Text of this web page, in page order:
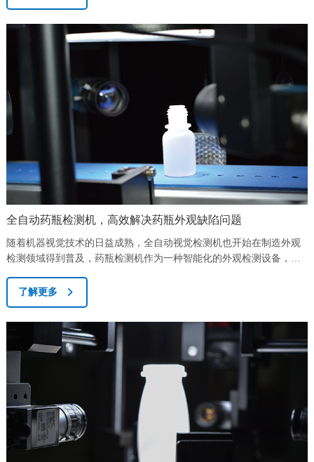
测机凭借其卓越的性能和稳定性，成为了瓶盖生产企业的得力助手。
&nbs...
全自动药瓶检测机，高效解决药瓶外观缺陷问题
随着机器视觉技术的日益成熟，全自动视觉检测机也开始在制造外观
检测领域得到普及，药瓶检测机作为一种智能化的外观检测设备，也
等原因，在注塑过程中容易出现外观质量缺陷，如黑点、脏、缺料、
划痕等，严重影响药品的质量安全。不良产品一旦流出，不仅会损害
消费者的利益，而且会造成重大的经济损失，对企业的形象和信誉造
成严重的不良影响。人工检验是大多数工业企...
了解更多